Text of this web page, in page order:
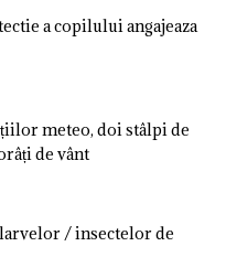
a copilului angajeaza
meteo, doi stâlpi de
de vânt
/ insectelor de